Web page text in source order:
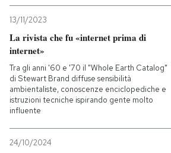
13/11/2023
La rivista che fu «internet prima di
internet»
Tra gli anni '60 e '70 il "Whole Earth Catalog"
di Stewart Brand diffuse sensibilità
ambientaliste, conoscenze enciclopediche e
istruzioni tecniche ispirando gente molto
influente
24/10/2024